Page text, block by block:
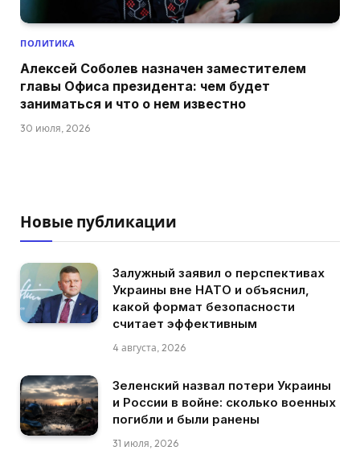
ПОЛИТИКА
Алексей Соболев назначен заместителем
главы Офиса президента: чем будет
заниматься и что о нем известно
30 июля, 2026
Новые публикации
Залужный заявил о перспективах
Украины вне НАТО и объяснил,
какой формат безопасности
считает эффективным
4 августа, 2026
Зеленский назвал потери Украины
и России в войне: сколько военных
погибли и были ранены
31 июля, 2026